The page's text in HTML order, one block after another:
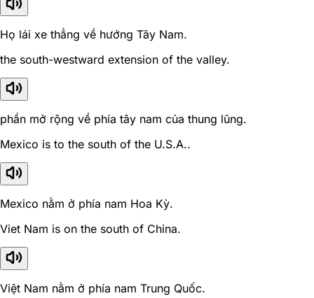
Họ lái xe thẳng về hướng Tây Nam.
the south-westward extension of the valley.
phần mở rộng về phía tây nam của thung lũng.
Mexico is to the south of the U.S.A..
Mexico nằm ở phía nam Hoa Kỳ.
Viet Nam is on the south of China.
Việt Nam nằm ở phía nam Trung Quốc.